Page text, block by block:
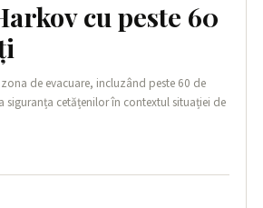
cu peste 60
de evacuare, incluzând peste 60 de
siguranța cetățenilor în contextul situației de